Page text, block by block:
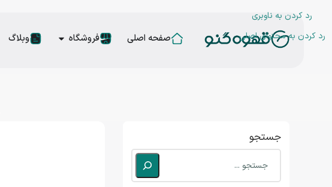
رد کردن به ناوبری
رد کردن به محتوای اصلی
صفحه اصلی فروشگاه وبلاگ
جستجو